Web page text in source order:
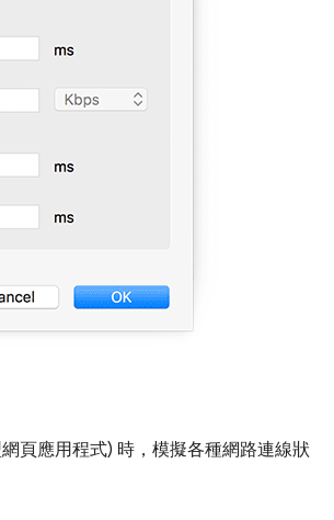
頁應用程式) 時，模擬各種網路連線狀